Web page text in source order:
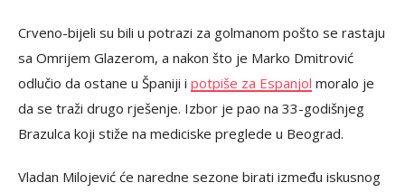
Crveno-bijeli su bili u potrazi za golmanom pošto se rastaju
sa Omrijem Glazerom, a nakon što je Marko Dmitrović
odlučio da ostane u Španiji i potpiše za Espanjol moralo je
da se traži drugo rješenje. Izbor je pao na 33-godišnjeg
Brazulca koji stiže na mediciske preglede u Beograd.
Vladan Milojević će naredne sezone birati između iskusnog